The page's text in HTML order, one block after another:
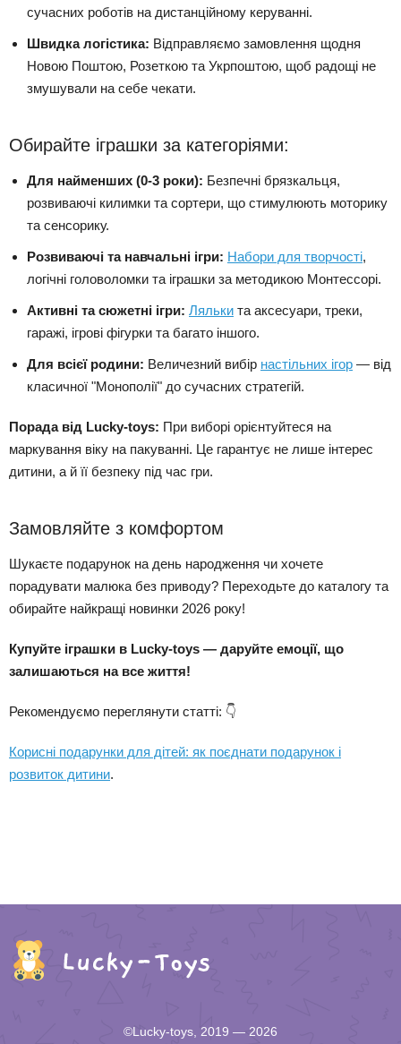
сучасних роботів на дистанційному керуванні.
Швидка логістика: Відправляємо замовлення щодня
Новою Поштою, Розеткою та Укрпоштою, щоб радощі не
змушували на себе чекати.
Обирайте іграшки за категоріями:
Для найменших (0-3 роки): Безпечні брязкальця,
розвиваючі килимки та сортери, що стимулюють моторику
та сенсорику.
Розвиваючі та навчальні ігри: Набори для творчості,
логічні головоломки та іграшки за методикою Монтессорі.
Активні та сюжетні ігри: Ляльки та аксесуари, треки,
гаражі, ігрові фігурки та багато іншого.
Для всієї родини: Величезний вибір настільних ігор — від
класичної "Монополії" до сучасних стратегій.
Порада від Lucky-toys: При виборі орієнтуйтеся на
маркування віку на пакуванні. Це гарантує не лише інтерес
дитини, а й її безпеку під час гри.
Замовляйте з комфортом
Шукаєте подарунок на день народження чи хочете
порадувати малюка без приводу? Переходьте до каталогу та
обирайте найкращі новинки 2026 року!
Купуйте іграшки в Lucky-toys — даруйте емоції, що
залишаються на все життя!
Рекомендуємо переглянути статті: 👇
Корисні подарунки для дітей: як поєднати подарунок і
розвиток дитини.
©Lucky-toys, 2019 — 2026